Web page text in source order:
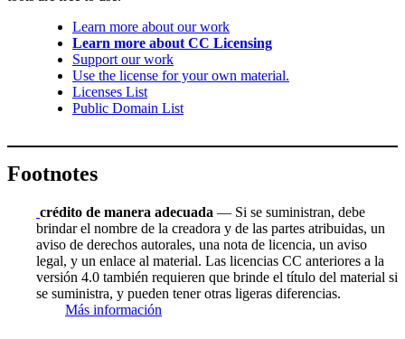
Learn more about our work
Learn more about CC Licensing
Support our work
Use the license for your own material.
Licenses List
Public Domain List
Footnotes
crédito de manera adecuada — Si se suministran, debe
brindar el nombre de la creadora y de las partes atribuidas, un
aviso de derechos autorales, una nota de licencia, un aviso
legal, y un enlace al material. Las licencias CC anteriores a la
versión 4.0 también requieren que brinde el título del material si
se suministra, y pueden tener otras ligeras diferencias.
Más información